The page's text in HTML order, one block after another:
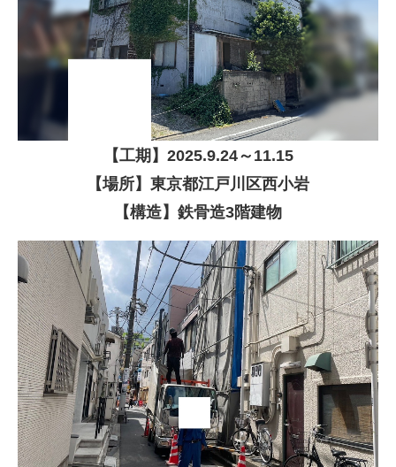
【工期】 2025.9.24～11.15
【場所】東京都江戸川区西小岩
【構造】 鉄骨造3階建物